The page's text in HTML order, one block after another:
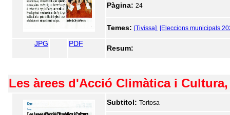
Pàgina: 24
Temes: [Tivissa] [Eleccions municipals
JPG PDF
Resum:
Les àrees d'Acció Climàtica i
Subtitol: Tortosa